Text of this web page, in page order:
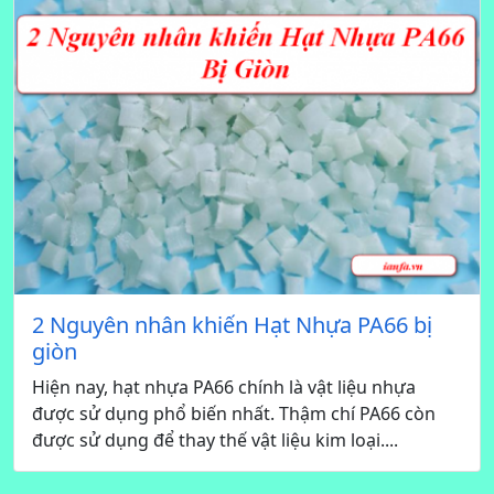
2 Nguyên nhân khiến Hạt Nhựa PA66 bị
giòn
Hiện nay, hạt nhựa PA66 chính là vật liệu nhựa
được sử dụng phổ biến nhất. Thậm chí PA66 còn
được sử dụng để thay thế vật liệu kim loại....